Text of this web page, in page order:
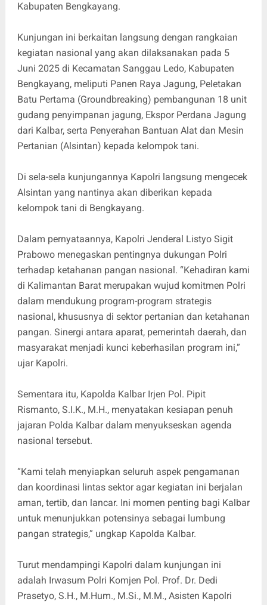
Kabupaten Bengkayang.
Kunjungan ini berkaitan langsung dengan rangkaian
kegiatan nasional yang akan dilaksanakan pada 5
Juni 2025 di Kecamatan Sanggau Ledo, Kabupaten
Bengkayang, meliputi Panen Raya Jagung, Peletakan
Batu Pertama (Groundbreaking) pembangunan 18 unit
gudang penyimpanan jagung, Ekspor Perdana Jagung
dari Kalbar, serta Penyerahan Bantuan Alat dan Mesin
Pertanian (Alsintan) kepada kelompok tani.
Di sela-sela kunjungannya Kapolri langsung mengecek
Alsintan yang nantinya akan diberikan kepada
kelompok tani di Bengkayang.
Dalam pernyataannya, Kapolri Jenderal Listyo Sigit
Prabowo menegaskan pentingnya dukungan Polri
terhadap ketahanan pangan nasional. “Kehadiran kami
di Kalimantan Barat merupakan wujud komitmen Polri
dalam mendukung program-program strategis
nasional, khususnya di sektor pertanian dan ketahanan
pangan. Sinergi antara aparat, pemerintah daerah, dan
masyarakat menjadi kunci keberhasilan program ini,”
ujar Kapolri.
Sementara itu, Kapolda Kalbar Irjen Pol. Pipit
Rismanto, S.I.K., M.H., menyatakan kesiapan penuh
jajaran Polda Kalbar dalam menyukseskan agenda
nasional tersebut.
“Kami telah menyiapkan seluruh aspek pengamanan
dan koordinasi lintas sektor agar kegiatan ini berjalan
aman, tertib, dan lancar. Ini momen penting bagi Kalbar
untuk menunjukkan potensinya sebagai lumbung
pangan strategis,” ungkap Kapolda Kalbar.
Turut mendampingi Kapolri dalam kunjungan ini
adalah Irwasum Polri Komjen Pol. Prof. Dr. Dedi
Prasetyo, S.H., M.Hum., M.Si., M.M., Asisten Kapolri